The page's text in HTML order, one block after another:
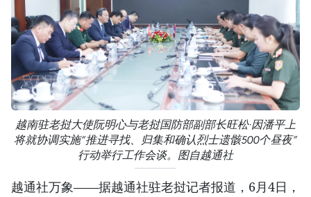
越南驻老挝大使阮明心与老挝国防部副部长旺松·因潘平上
将就协调实施“推进寻找、归集和确认烈士遗骸500个昼夜”
行动举行工作会谈。图自越通社
越通社万象——据越通社驻老挝记者报道，6月4日，